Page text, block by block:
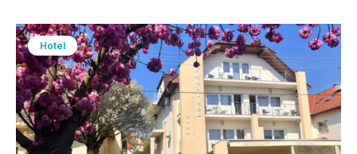
Hotel